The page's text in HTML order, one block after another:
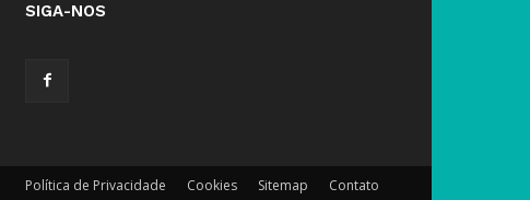
SIGA-NOS
Política de Privacidade Cookies Sitemap Contato